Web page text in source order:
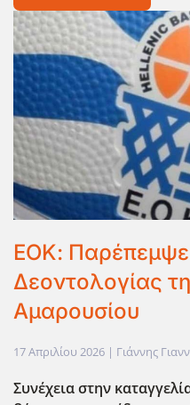
ΕΟΚ: Παρέπεμψε
Δεοντολογίας
Αμαρουσίου
17 Απριλίου 2026 | Γιάννης
Συνέχεια στην